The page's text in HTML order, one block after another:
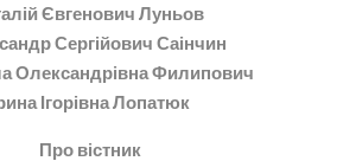
Євгенович Луньов
Сергійович Саінчин
Олександрівна Филипович
Ігорівна Лопатюк
Про вістник